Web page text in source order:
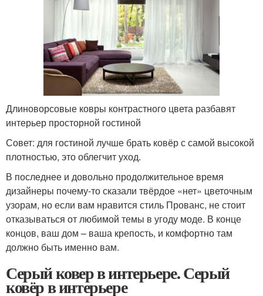
Длиноворсовые ковры контрастного цвета разбавят
интерьер просторной гостиной
Совет: для гостиной лучше брать ковёр с самой высокой
плотностью, это облегчит уход.
В последнее и довольно продолжительное время
дизайнеры почему-то сказали твёрдое «нет» цветочным
узорам, но если вам нравится стиль Прованс, не стоит
отказываться от любимой темы в угоду моде. В конце
концов, ваш дом – ваша крепость, и комфортно там
должно быть именно вам.
Серый ковер в интерьере. Серый
ковёр в интерьере